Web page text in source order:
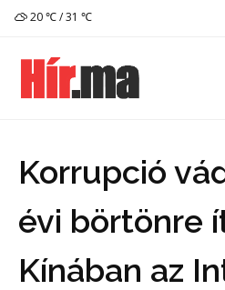
20 ℃ / 31 ℃
Korrupció
évi börtönre
Kínában az